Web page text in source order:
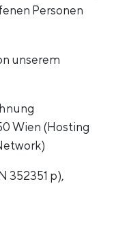
Personen
unserem
Wien (Hosting
352351 p),